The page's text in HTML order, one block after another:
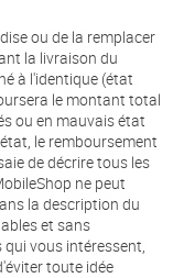
ou de la remplacer
la livraison du
à l'identique (état
le montant total
ou en mauvais état
le remboursement
de décrire tous les
ne peut
la description du
et sans
vous intéressent,
toute idée